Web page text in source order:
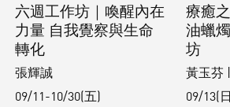
六週工作坊｜喚醒內在
力量 自我覺察與生命
轉化
張輝誠
09/11-10/30(五)
療癒
油蠟
坊
黃玉芬
09/13(